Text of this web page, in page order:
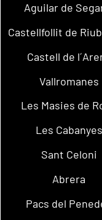
Aguilar de
Castellfollit de
Castell de
Vallromanes
Les Masies de
Les Cabanyes
Sant Celoni
Abrera
Pacs del